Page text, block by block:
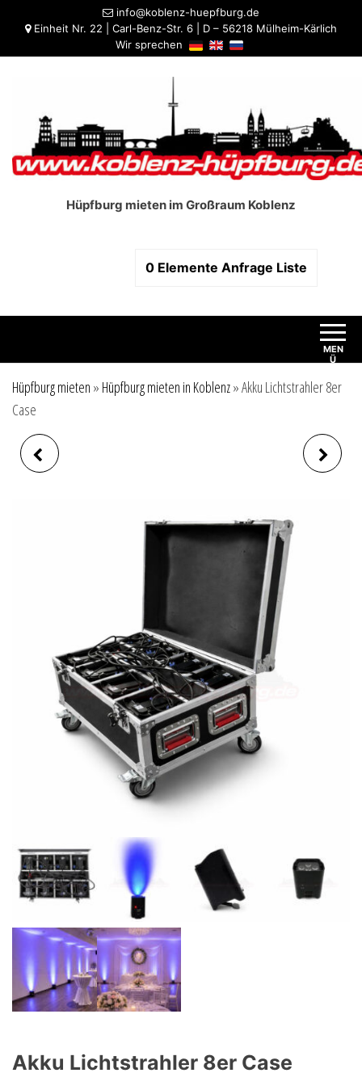
info@koblenz-huepfburg.de
Einheit Nr. 22 | Carl-Benz-Str. 6 | D – 56218 Mülheim-Kärlich
Wir sprechen
Hüpfburg mieten im Großraum Koblenz
0 Elemente Anfrage Liste
MEN
Ü
Hüpfburg mieten » Hüpfburg mieten in Koblenz»Akku Lichtstrahler 8er
Case
Akku Lichtstrahler 8er Case